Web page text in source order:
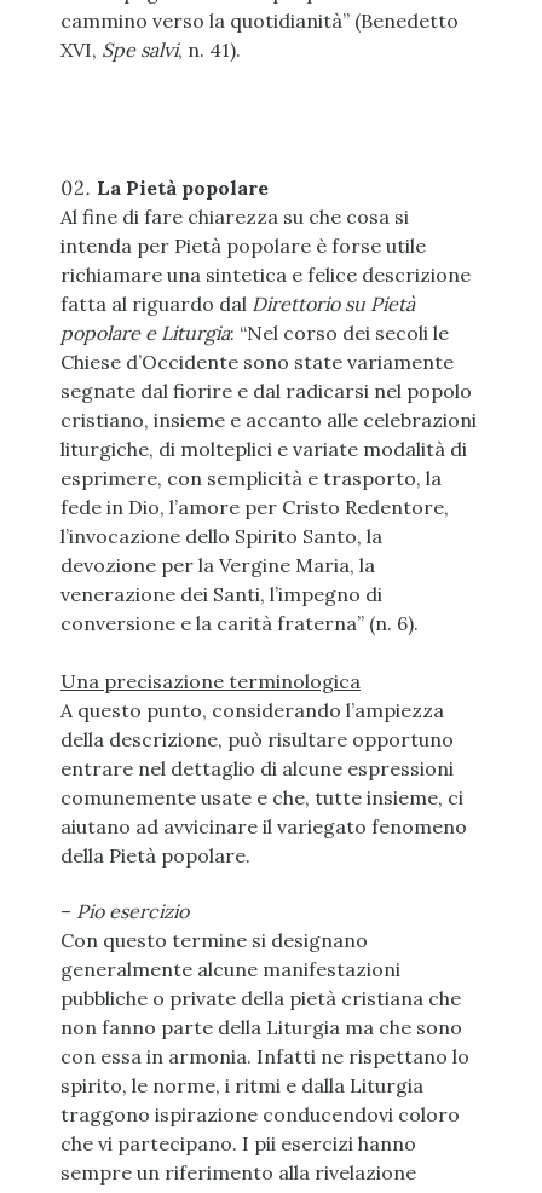
cammino verso la quotidianità” (Benedetto
XVI, Spe salvi, n. 41).
La Pietà popolare
Al fine di fare chiarezza su che cosa si
intenda per Pietà popolare è forse utile
richiamare una sintetica e felice descrizione
fatta al riguardo dal Direttorio su Pietà
popolare e Liturgia: “Nel corso dei secoli le
Chiese d’Occidente sono state variamente
segnate dal fiorire e dal radicarsi nel popolo
cristiano, insieme e accanto alle celebrazioni
liturgiche, di molteplici e variate modalità di
esprimere, con semplicità e trasporto, la
fede in Dio, l’amore per Cristo Redentore,
l’invocazione dello Spirito Santo, la
devozione per la Vergine Maria, la
venerazione dei Santi, l’impegno di
conversione e la carità fraterna” (n. 6).
Una precisazione terminologica
A questo punto, considerando l’ampiezza
della descrizione, può risultare opportuno
entrare nel dettaglio di alcune espressioni
comunemente usate e che, tutte insieme, ci
aiutano ad avvicinare il variegato fenomeno
della Pietà popolare.
– Pio esercizio
Con questo termine si designano
generalmente alcune manifestazioni
pubbliche o private della pietà cristiana che
non fanno parte della Liturgia ma che sono
con essa in armonia. Infatti ne rispettano lo
spirito, le norme, i ritmi e dalla Liturgia
traggono ispirazione conducendovi coloro
che vi partecipano. I pii esercizi hanno
sempre un riferimento alla rivelazione